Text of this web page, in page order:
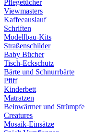
Pflegetücher
Viewmasters
Kaffeeauslauf
Schriften
Modellbau-Kits
Straßenschilder
Baby Bücher
Tisch-Eckschutz
Bärte und Schnurrbärte
Pfiff
Kinderbett
Matratzen
Beinwärmer und Strümpfe
Creatures
Mosaik-Einsätze